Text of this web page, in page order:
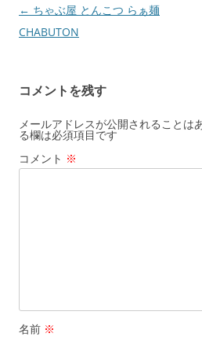
投
稿
ゲ
ー
シ
ョ
← ちゃぶ屋 とんこつ らぁ麺
CHABUTON
コメントを残す
メールアドレスが公開されることは
る欄は必須項目です
コメント ※
名前 ※